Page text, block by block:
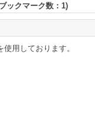
ックマーク数： 1)
用しております。